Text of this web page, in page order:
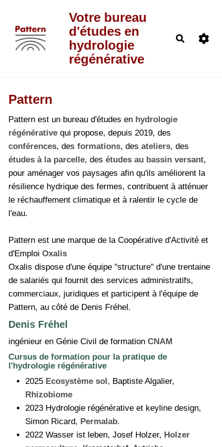
Aller au contenu principal
Votre bureau
d'études en
hydrologie
régénérative
Pattern
Pattern est un bureau d'études en hydrologie
régénérative qui propose, depuis 2019, des
conférences, des formations, des ateliers, des
études à la parcelle, des études au bassin versant,
pour aménager vos paysages afin qu'ils améliorent la
résilience hydrique des fermes, contribuent à atténuer
le réchauffement climatique et à ralentir le cycle de
l'eau.
Pattern est une marque de la Coopérative d'Activité et
d'Emploi Oxalis
Oxalis dispose d'une équipe "structure" d'une trentaine
de salariés qui fournit des services administratifs,
commerciaux, juridiques et participent à l'équipe de
Pattern, au côté de Denis Fréhel.
Denis Fréhel
ingénieur en Génie Civil de formation CNAM
Cursus de formation pour la pratique de
l'hydrologie régénérative
2025 Ecosystème sol , Baptiste Algalier,
Rhizobiome
2023 Hydrologie régénérative et keyline design,
Simon Ricard, Permalab.
2022 Wasser ist leben, Josef Holzer, Holzer